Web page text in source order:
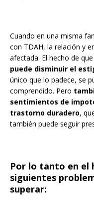
Cuando en una misma
con TDAH, la relación y
afectada. El hecho de
puede disminuir el
único que lo padece, se
comprendido. Pero
sentimientos de
trastorno duradero,
también puede seguir
Por lo tanto en el
siguientes
superar: